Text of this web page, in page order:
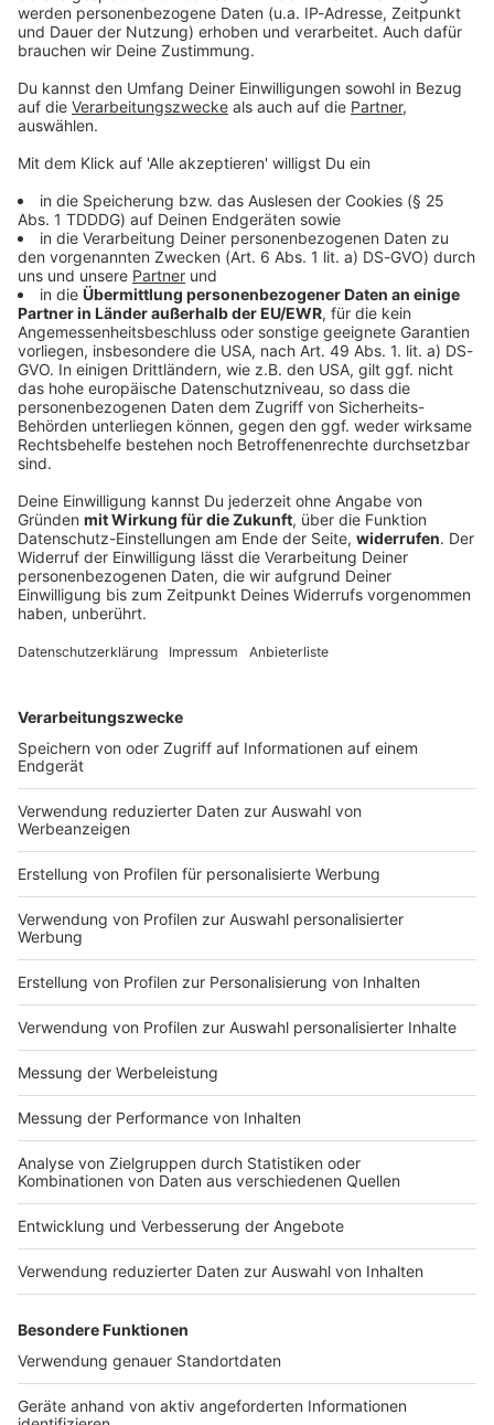
Sprachnachricht
© dpa-infocom, dpa:260531-930-152857/2
Bayern
Kartoffeln und Mais im Stress
Das Getreide ist in Bayern meist geerntet. Doch
Kartoffeln und Mais sind weitgehend noch auf den
Feldern. Was Trockenheit und Hitze für sie bedeutet.
DEINE GEMERKTEN ARTIKEL
Du hast dir noch keine Artikel gemerkt
Markiere sie hierfür mit einem
Impressum
Nutzungsbedingungen
Jobs
Presse
Werben
Archiv
ANTENNE BAYERN GROUP
Kontakt
Studio-Hotline
Verkehrs-Hotline
Newsletter